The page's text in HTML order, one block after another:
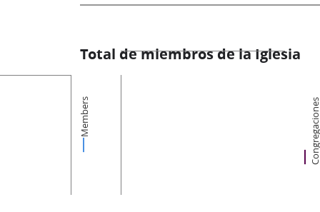
Total de miembros de la Iglesia
Members Congregaciones